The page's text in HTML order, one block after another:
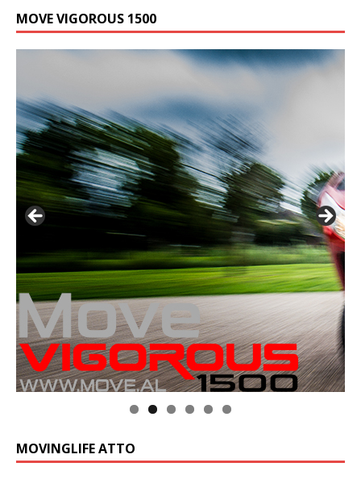
MOVE VIGOROUS 1500
Klik op de foto voor meer informatie
MOVINGLIFE ATTO